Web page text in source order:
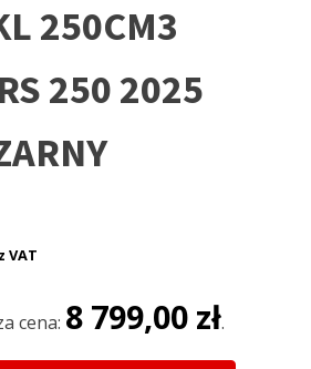
250CM3
250 2025
cena
z VAT
cena: 8 799,00 zł.